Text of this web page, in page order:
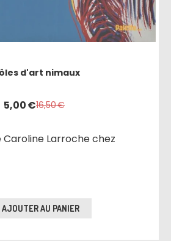
d'art nimaux
5,00€16,50€
Caroline Larroche chez
AJOUTER AU PANIER